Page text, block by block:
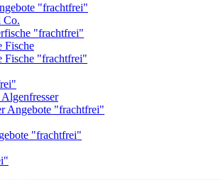
"frachtfrei"
Co.
"frachtfrei"
Fische
Fische "frachtfrei"
Angebote "frachtfrei"
"frachtfrei"